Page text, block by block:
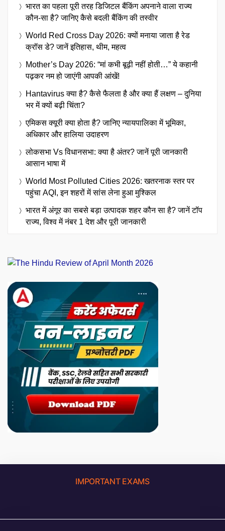
भारत का पहला पूरी तरह डिजिटल बैंकिंग अपनाने वाला राज्य
कौन-सा है? जानिए कैसे बदली बैंकिंग की तस्वीर
World Red Cross Day 2026: क्यों मनाया जाता है रेड
क्रॉस डे? जानें इतिहास, थीम, महत्व
Mother’s Day 2026: “मां कभी बूढ़ी नहीं होती…” ये कहानी
पढ़कर नम हो जाएंगी आपकी आंखें!
Hantavirus क्या है? कैसे फैलता है और क्या हैं लक्षण – दुनिया
भर में क्यों बढ़ी चिंता?
एमिकस क्यूरी क्या होता है? जानिए न्यायपालिका में भूमिका,
अधिकार और हालिया उदाहरण
लोकसभा Vs विधानसभा: क्या है अंतर? जानें पूरी जानकारी
आसान भाषा में
World Most Polluted Cities 2026: खतरनाक स्तर पर
पहुंचा AQI, इन शहरों में सांस लेना हुआ मुश्किल
भारत में अंगूर का सबसे बड़ा उत्पादक शहर कौन सा है? जानें टॉप
राज्य, विश्व में नंबर 1 देश और पूरी जानकारी
IMPORTANT EXAMS